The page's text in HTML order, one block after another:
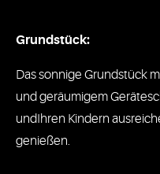
Grundstück:
Das sonnige Grundstück
und geräumigem
undIhren Kindern
genießen.